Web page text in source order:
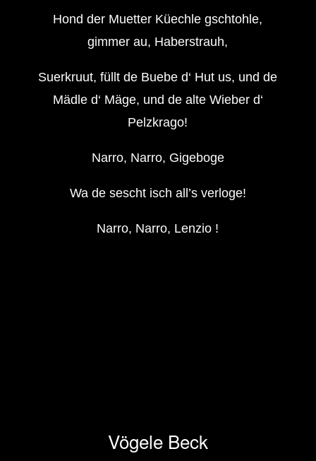
Hond der Muetter Küechle gschtohle,
gimmer au, Haberstrauh,
Suerkruut, füllt de Buebe d‘ Hut us, und de
Mädle d‘ Mäge, und de alte Wieber d‘
Pelzkrago!
Narro, Narro, Gigeboge
Wa de sescht isch all’s verloge!
Narro, Narro, Lenzio !
Vögele Beck